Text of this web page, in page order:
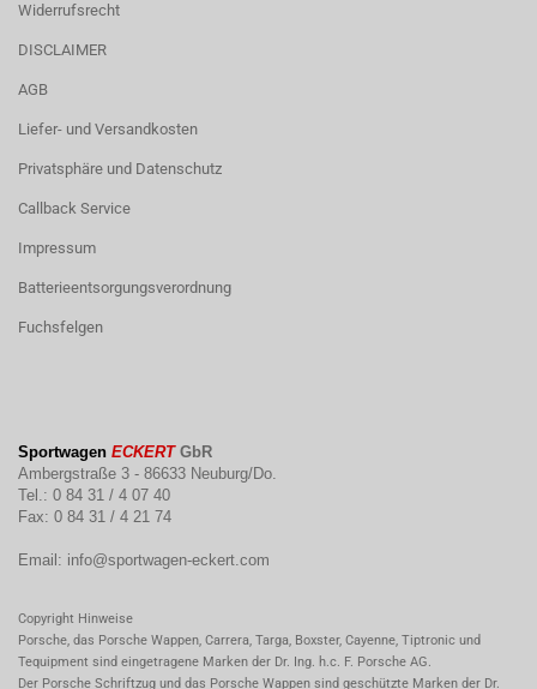
Widerrufsrecht
DISCLAIMER
AGB
Liefer- und Versandkosten
Privatsphäre und Datenschutz
Callback Service
Impressum
Batterieentsorgungsverordnung
Fuchsfelgen
Sportwagen ECKERTGbR
Ambergstraße 3 - 86633 Neuburg/Do.
Tel.: 0 84 31 / 4 07 40
Fax: 0 84 31 / 4 21 74
Email: info@sportwagen-eckert.com
Copyright Hinweise
Porsche, das Porsche Wappen, Carrera, Targa, Boxster, Cayenne, Tiptronic und
Tequipment sind eingetragene Marken der Dr. Ing. h.c. F. Porsche AG.
Der Porsche Schriftzug und das Porsche Wappen sind geschützte Marken der Dr.